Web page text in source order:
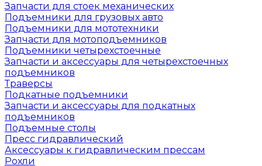
Запчасти для стоек механических
Подъемники для грузовых авто
Подъемники для мототехники
Запчасти для мотоподъемников
Подъемники четырехстоечные
Запчасти и аксессуары для четырехстоечных
подъемников
Траверсы
Подкатные подъемники
Запчасти и аксессуары для подкатных
подъемников
Подъемные столы
Пресс гидравлический
Аксессуары к гидравлическим прессам
Рохли